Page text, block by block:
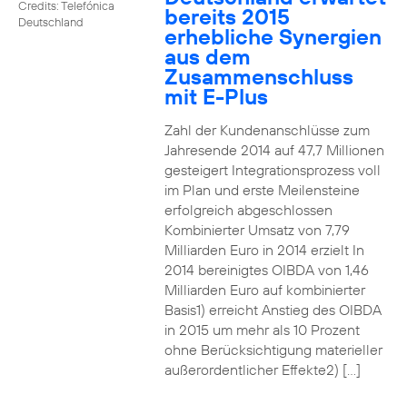
Credits: Telefónica
Deutschland
bereits 2015
erhebliche Synergien
aus dem
Zusammenschluss
mit E-Plus
Zahl der Kundenanschlüsse zum
Jahresende 2014 auf 47,7 Millionen
gesteigert Integrationsprozess voll
im Plan und erste Meilensteine
erfolgreich abgeschlossen
Kombinierter Umsatz von 7,79
Milliarden Euro in 2014 erzielt In
2014 bereinigtes OIBDA von 1,46
Milliarden Euro auf kombinierter
Basis1) erreicht Anstieg des OIBDA
in 2015 um mehr als 10 Prozent
ohne Berücksichtigung materieller
außerordentlicher Effekte2) […]